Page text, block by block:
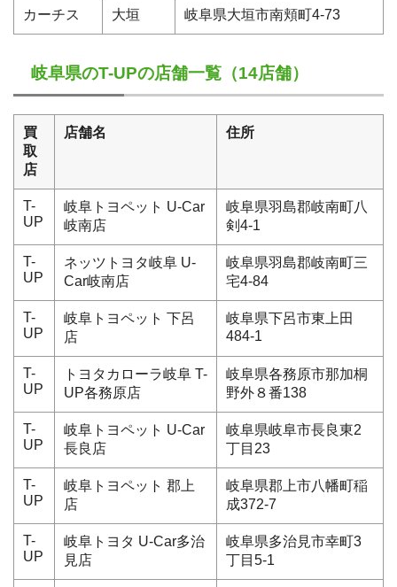
カーチス 大垣 岐阜県大垣市南頬町4-73
岐阜県のT-UPの店舗一覧（14店舗）
買
取
店
店舗名 住所
T-
UP
岐阜トヨペット U-Car
岐南店
岐阜県羽島郡岐南町八
剣4-1
T-
UP
ネッツトヨタ岐阜 U-
Car岐南店
岐阜県羽島郡岐南町三
宅4-84
T-
UP
岐阜トヨペット 下呂
店
岐阜県下呂市東上田
484-1
T-
UP
トヨタカローラ岐阜 T-
UP各務原店
岐阜県各務原市那加桐
野外８番138
T-
UP
岐阜トヨペット U-Car
長良店
岐阜県岐阜市長良東2
丁目23
T-
UP
岐阜トヨペット 郡上
店
岐阜県郡上市八幡町稲
成372-7
T-
UP
岐阜トヨタ U-Car多治
見店
岐阜県多治見市幸町3
丁目5-1